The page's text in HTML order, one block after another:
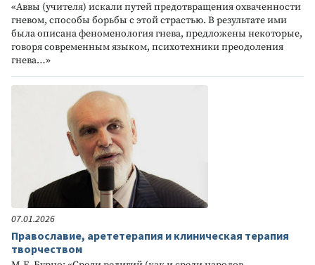
«Аввы (учителя) искали путей предотвращения охваченности
гневом, способы борьбы с этой страстью. В результате ими
была описана феноменология гнева, предложены некоторые,
говоря современным языком, психотехники преодоления
гнева…»
07.01.2026
Православие, арететерапия и клиническая терапия
творчеством